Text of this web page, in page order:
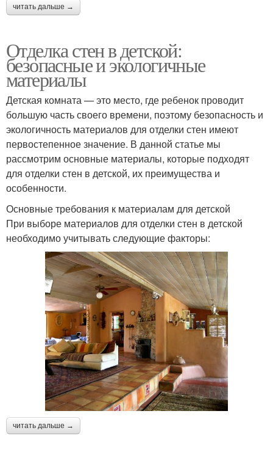
читать дальше →
Отделка стен в детской:
безопасные и экологичные
материалы
Детская комната — это место, где ребенок проводит
большую часть своего времени, поэтому безопасность и
экологичность материалов для отделки стен имеют
первостепенное значение. В данной статье мы
рассмотрим основные материалы, которые подходят
для отделки стен в детской, их преимущества и
особенности.
Основные требования к материалам для детской
При выборе материалов для отделки стен в детской
необходимо учитывать следующие факторы:
читать дальше →